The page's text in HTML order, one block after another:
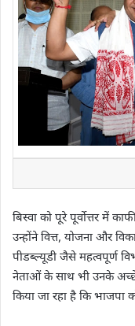
बिस्वा को पूरे पूर्वोत्तर में
उन्होंने वित्त, योजना और
पीडब्ल्यूडी जैसे महत्वपूर्ण
नेताओं के साथ भी उनके अच्छे
किया जा रहा है कि भाजपा